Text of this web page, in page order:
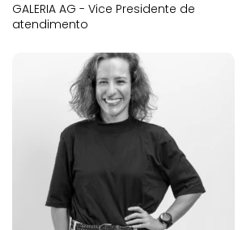
GALERIA AG - Vice Presidente de
atendimento